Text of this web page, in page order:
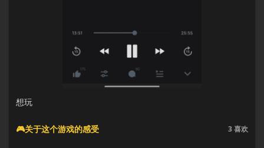
想玩
🎮关于这个游戏的感受 3喜欢